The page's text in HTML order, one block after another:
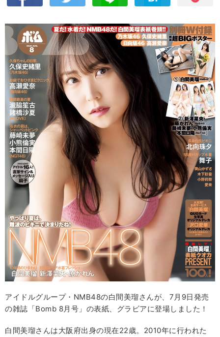
アイドルグループ・NMB48の白間美瑠さんが、7月9日発売
の雑誌「Bomb 8月号」の表紙、グラビアに登場しました！
白間美瑠さんは大阪府出身の現在22歳。2010年に行われた